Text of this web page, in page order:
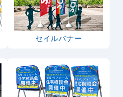
セイルバナー